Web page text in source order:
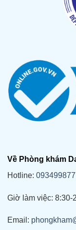
Về Phòng khám
Hotline:
Giờ làm việc: 8:30-
Email: